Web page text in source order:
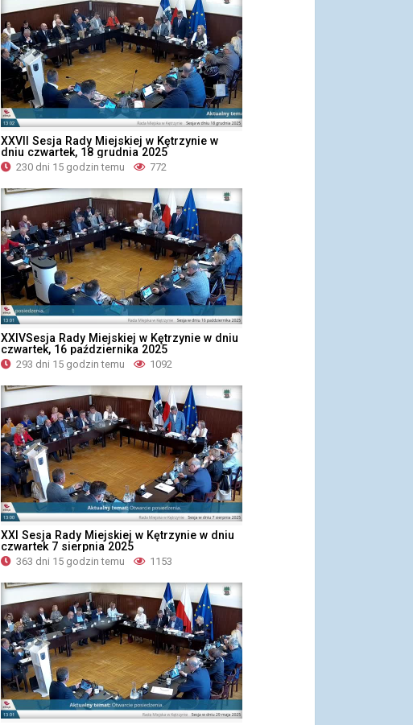
XXVII Sesja Rady Miejskiej w Kętrzynie w
dniu czwartek, 18 grudnia 2025
230 dni 15 godzin temu 772
XXIVSesja Rady Miejskiej w Kętrzynie w dniu
czwartek, 16 października 2025
293 dni 15 godzin temu 1092
XXI Sesja Rady Miejskiej w Kętrzynie w dniu
czwartek 7 sierpnia 2025
363 dni 15 godzin temu 1153